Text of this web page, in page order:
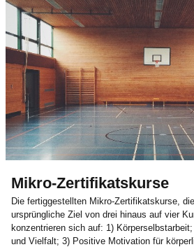
Mikro-Zertifikatskurse
Die fertiggestellten Mikro-Zertifikatskurse,
ursprüngliche Ziel von drei hinaus auf vier
konzentrieren sich auf: 1)
und Vielfalt; 3) Positive Motivation für